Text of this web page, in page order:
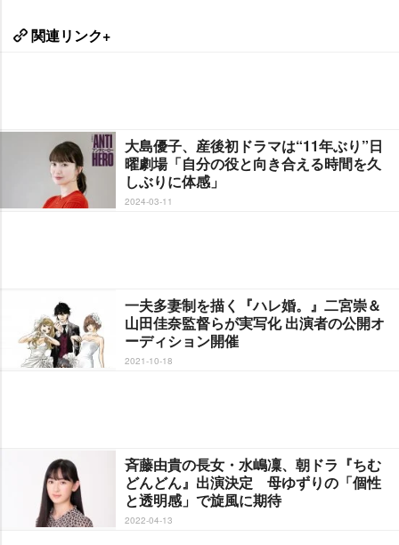
関連リンク+
大島優子、産後初ドラマは“11年ぶり”日
曜劇場「自分の役と向き合える時間を久
しぶりに体感」
2024-03-11
一夫多妻制を描く『ハレ婚。』二宮崇＆
山田佳奈監督らが実写化 出演者の公開オ
ーディション開催
2021-10-18
斉藤由貴の長女・水嶋凜、朝ドラ『ちむ
どんどん』出演決定 母ゆずりの「個性
と透明感」で旋風に期待
2022-04-13